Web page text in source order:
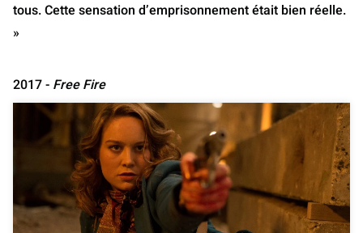
tous. Cette sensation d’emprisonnement était bien réelle.
»
2017 - Free Fire